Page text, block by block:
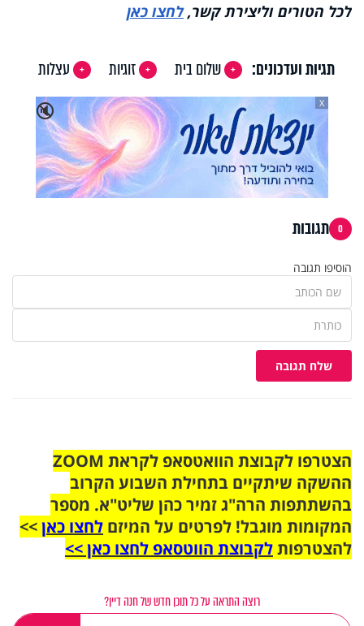
לכל הטורים וליצירת קשר,לחצו כאן
תגיות ועדכונים: שלום בית זוגיות
עצלות
🔇
X
0 תגובות
הוסיפו תגובה
שלח תגובה
הצטרפו לקבוצת הוואטסאפ לקראת ZOOM
ההשקה שיתקיים בתחילת השבוע הקרוב
בהשתתפות הרה"ג זמיר כהן שליט"א. מספר
המקומות מוגבל! לפרטים על המיזם לחצו כאן>>
להצטרפותלקבוצת הווטסאפ לחצו כאן >>
רוצה התראה על כל תוכן חדש של חנה דיין?